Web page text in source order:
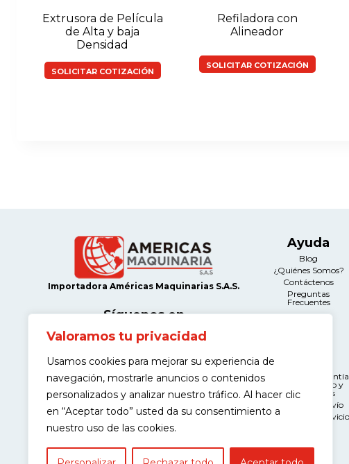
Valoramos tu privacidad
Usamos cookies para mejorar su experiencia de
navegación, mostrarle anuncios o contenidos
personalizados y analizar nuestro tráfico. Al hacer clic
en “Aceptar todo” usted da su consentimiento a
nuestro uso de las cookies.
Extrusora de Película
de Alta y baja
Densidad
SOLICITAR COTIZACIÓN
Refiladora con
Alineador
SOLICITAR COTIZACIÓN
Importadora Américas Maquinarias S.A.S.
Síguenos en
Contacto
Calle 12A # 66A-21 Salazar Gómez,
Bogotá
(+57) 311 443 9968
contacto@americasmaquinaria.com
Ayuda
Blog
¿Quiénes Somos?
Contáctenos
Preguntas
Frecuentes
Políticas de
Mantenimiento y
Devoluciones
Políticas de Envío
Garantía del Servicio